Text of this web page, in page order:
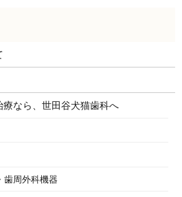
なら、世田谷犬猫歯科へ
歯周外科機器